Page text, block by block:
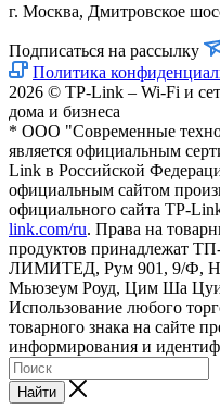
г. Москва, Дмитровское
Подписаться на рассылку
Политика
2026 © TP-Link – Wi-Fi и
дома и бизнеса
* ООО "Современные
является официальным
Link в Российской
официальным сайтом
официального сайта TP-
link.com/ru. Права на
продуктов
ЛИМИТЕД, Рум 901, 9/Ф,
Мьюзеум Роуд, Цим Ша
Использование любого
товарного знака на сайте
информирования и
Найти